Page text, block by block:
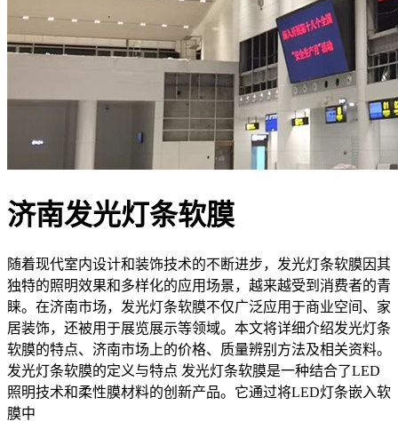
济南发光灯条软膜
随着现代室内设计和装饰技术的不断进步，发光灯条软膜因其
独特的照明效果和多样化的应用场景，越来越受到消费者的青
睐。在济南市场，发光灯条软膜不仅广泛应用于商业空间、家
居装饰，还被用于展览展示等领域。本文将详细介绍发光灯条
软膜的特点、济南市场上的价格、质量辨别方法及相关资料。
发光灯条软膜的定义与特点 发光灯条软膜是一种结合了LED
照明技术和柔性膜材料的创新产品。它通过将LED灯条嵌入软
膜中